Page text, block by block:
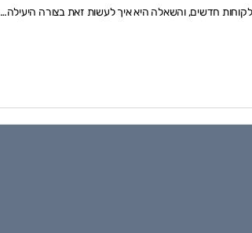
חדשים, והשאלה היא איך לעשות זאת בצורה היעילה…